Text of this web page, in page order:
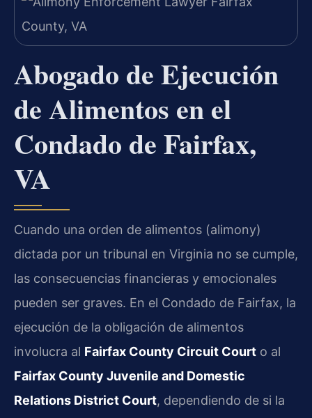
Abogado de Ejecución
de Alimentos en el
Condado de Fairfax,
VA
Cuando una orden de alimentos (alimony)
dictada por un tribunal en Virginia no se cumple,
las consecuencias financieras y emocionales
pueden ser graves. En el Condado de Fairfax, la
ejecución de la obligación de alimentos
involucra al Fairfax County Circuit Court o al
Fairfax County Juvenile and Domestic
Relations District Court, dependiendo de si la